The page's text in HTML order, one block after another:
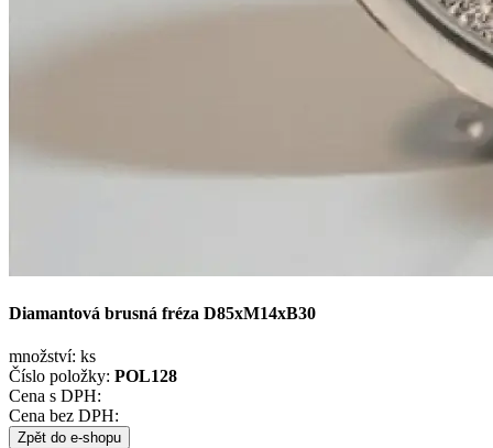
Diamantová brusná fréza D85xM14xB30
množství: ks
Číslo položky: POL128
Cena s DPH:
Cena bez DPH:
Zpět do e-shopu